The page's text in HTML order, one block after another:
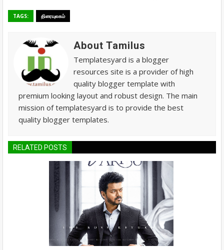
TAGS: திரையுலகம்
About Tamilus
Templatesyard is a blogger
resources site is a provider of high
quality blogger template with
premium looking layout and robust design. The main
mission of templatesyard is to provide the best
quality blogger templates.
RELATED POSTS